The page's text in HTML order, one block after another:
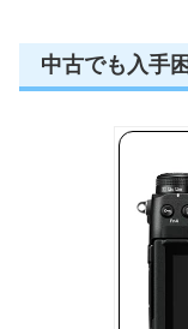
中古でも入手